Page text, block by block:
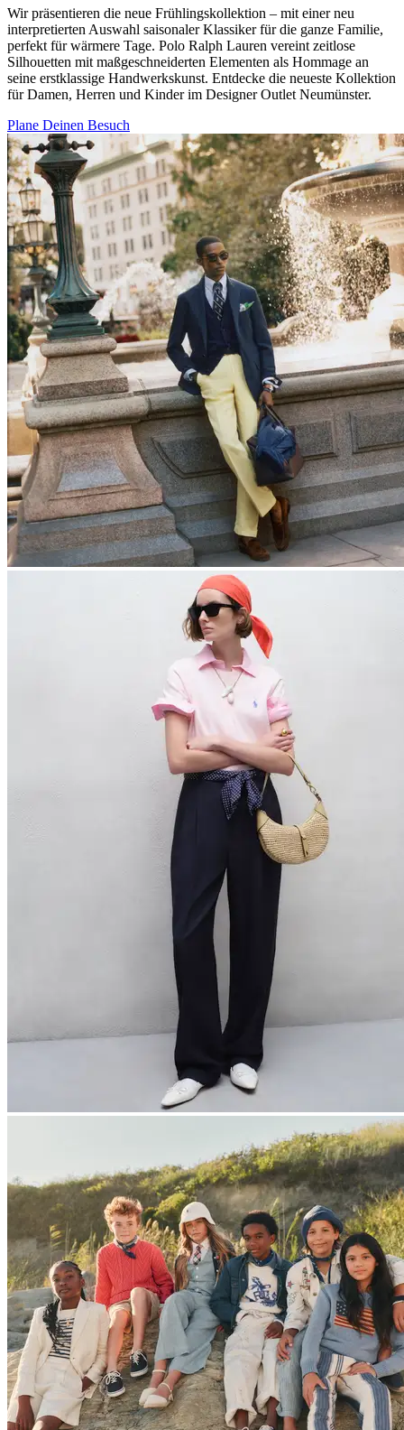
Wir präsentieren die neue Frühlingskollektion – mit einer neu
interpretierten Auswahl saisonaler Klassiker für die ganze Familie,
perfekt für wärmere Tage. Polo Ralph Lauren vereint zeitlose
Silhouetten mit maßgeschneiderten Elementen als Hommage an
seine erstklassige Handwerkskunst. Entdecke die neueste Kollektion
für Damen, Herren und Kinder im Designer Outlet Neumünster.
Plane Deinen Besuch